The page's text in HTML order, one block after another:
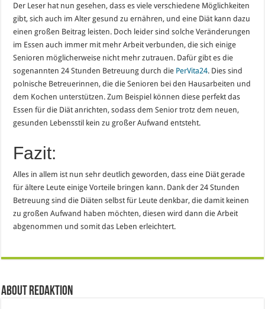
Der Leser hat nun gesehen, dass es viele verschiedene Möglichkeiten
gibt, sich auch im Alter gesund zu ernähren, und eine Diät kann dazu
einen großen Beitrag leisten. Doch leider sind solche Veränderungen
im Essen auch immer mit mehr Arbeit verbunden, die sich einige
Senioren möglicherweise nicht mehr zutrauen. Dafür gibt es die
sogenannten 24 Stunden Betreuung durch die PerVita24. Dies sind
polnische Betreuerinnen, die die Senioren bei den Hausarbeiten und
dem Kochen unterstützen. Zum Beispiel können diese perfekt das
Essen für die Diät anrichten, sodass dem Senior trotz dem neuen,
gesunden Lebensstil kein zu großer Aufwand entsteht.
Fazit:
Alles in allem ist nun sehr deutlich geworden, dass eine Diät gerade
für ältere Leute einige Vorteile bringen kann. Dank der 24 Stunden
Betreuung sind die Diäten selbst für Leute denkbar, die damit keinen
zu großen Aufwand haben möchten, diesen wird dann die Arbeit
abgenommen und somit das Leben erleichtert.
About Redaktion